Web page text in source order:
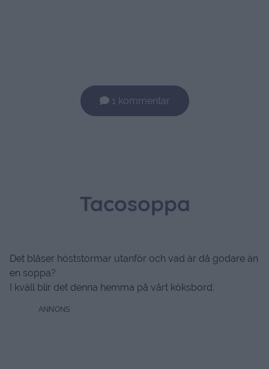
1 kommentar
Tacosoppa
Det blåser höststormar utanför och vad är då godare än
en soppa?
I kväll blir det denna hemma på vårt köksbord.